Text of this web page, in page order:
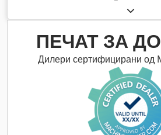
ПЕЧАТ ЗА
Дилери сертифицирани од